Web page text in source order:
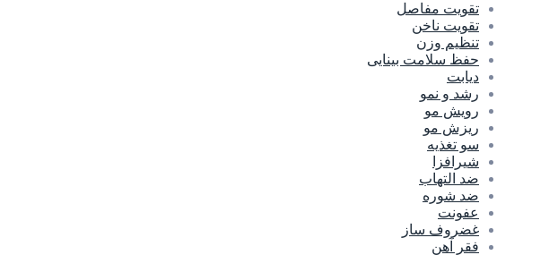
تقویت مفاصل
تقویت ناخن
تنظیم وزن
حفظ سلامت بینایی
دیابت
رشد و نمو
رویش مو
ریزش مو
سو تغذیه
شیرافزا
ضد التهاب
ضد شوره
عفونت
غضروف ساز
فقر آهن